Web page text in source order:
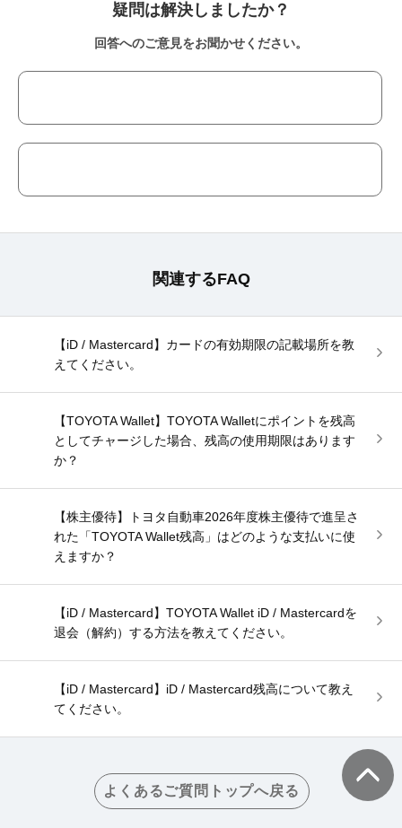
疑問は解決しましたか？
回答へのご意見をお聞かせください。
関連するFAQ
【iD / Mastercard】カードの有効期限の記載場所を教
えてください。
【TOYOTA Wallet】TOYOTA Walletにポイントを残高
としてチャージした場合、残高の使用期限はあります
か？
【株主優待】トヨタ自動車2026年度株主優待で進呈さ
れた「TOYOTA Wallet残高」はどのような支払いに使
えますか？
【iD / Mastercard】TOYOTA Wallet iD / Mastercardを
退会（解約）する方法を教えてください。
【iD / Mastercard】iD / Mastercard残高について教え
てください。
よくあるご質問トップへ戻る